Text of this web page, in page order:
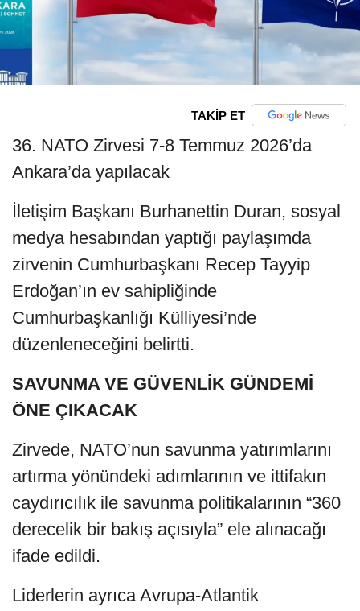
TAKİP ET
36. NATO Zirvesi 7-8 Temmuz 2026’da
Ankara’da yapılacak
İletişim Başkanı Burhanettin Duran, sosyal
medya hesabından yaptığı paylaşımda
zirvenin Cumhurbaşkanı Recep Tayyip
Erdoğan’ın ev sahipliğinde
Cumhurbaşkanlığı Külliyesi’nde
düzenleneceğini belirtti.
SAVUNMA VE GÜVENLİK GÜNDEMİ
ÖNE ÇIKACAK
Zirvede, NATO’nun savunma yatırımlarını
artırma yönündeki adımlarının ve ittifakın
caydırıcılık ile savunma politikalarının “360
derecelik bir bakış açısıyla” ele alınacağı
ifade edildi.
Liderlerin ayrıca Avrupa-Atlantik